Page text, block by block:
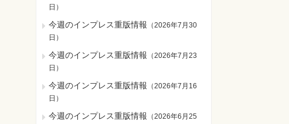
日 ）
今週のインプレス重版情報 （2026年7月30
日 ）
今週のインプレス重版情報 （2026年7月23
日 ）
今週のインプレス重版情報 （2026年7月16
日 ）
今週のインプレス重版情報 （2026年6月25